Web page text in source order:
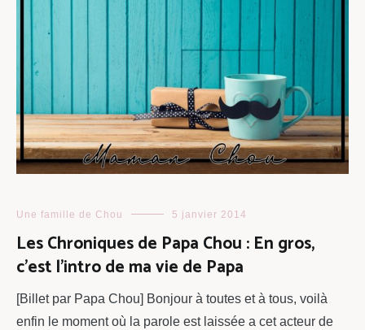
Une famille de Chou 5 janvier 2014
Les Chroniques de Papa Chou : En gros,
c’est l’intro de ma vie de Papa
[Billet par Papa Chou] Bonjour à toutes et à tous, voilà
enfin le moment où la parole est laissée a cet acteur de